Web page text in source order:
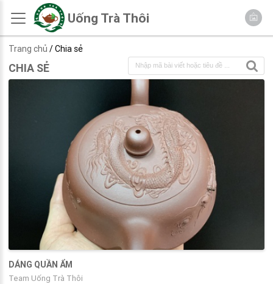
Uống Trà Thôi
Trang chủ / Chia sẻ
CHIA SẺ
DÁNG QUẦN ẨM
Team Uống Trà Thôi